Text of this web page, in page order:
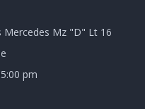
Mercedes Mz "D" Lt 16
pm